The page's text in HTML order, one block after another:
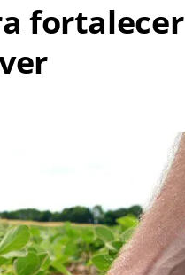
fortalecer